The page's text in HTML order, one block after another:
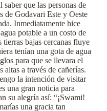
que las personas de
de Godavari Este y Oeste
Inmediatamente hice
potable a un costo de
bajas cercanas fluye
tenían una gota de agua
para que se llevara el
altas a través de cañerías.
la intención de visitar
una gran noticia para
su alegría así: “¡Swami!
una gracia tan